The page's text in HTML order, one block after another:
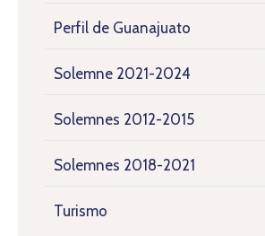
Perfil de Guanajuato
Solemne 2021-2024
Solemnes 2012-2015
Solemnes 2018-2021
Turismo